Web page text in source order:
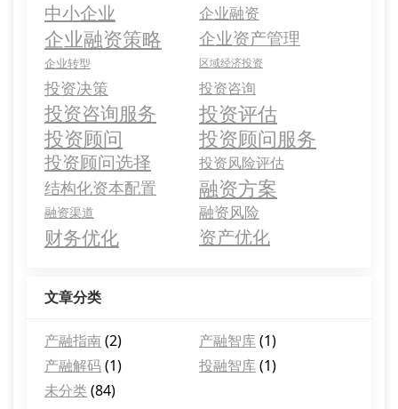
中小企业 企业融资
企业融资策略 企业资产管理
企业转型 区域经济投资
投资决策 投资咨询
投资咨询服务
投资评估
投资顾问
投资顾问服务
投资顾问选择 投资风险评估
结构化资本配置 融资方案
融资渠道 融资风险
财务优化 资产优化
文章分类
产融指南(2) 产融智库 (1)
产融解码 (1) 投融智库 (1)
未分类(84)